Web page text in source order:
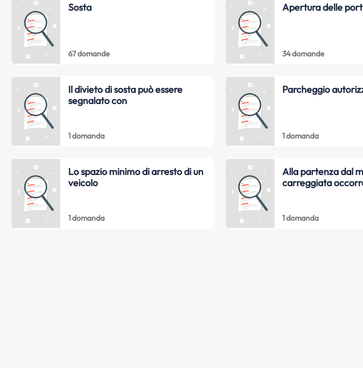
Sosta
67 domande
Apertura delle
34 domande
Il divieto di sosta può essere
segnalato con
1 domanda
Parcheggio
1 domanda
Lo spazio minimo di arresto di un
veicolo
1 domanda
Alla partenza dal
carreggiata
1 domanda